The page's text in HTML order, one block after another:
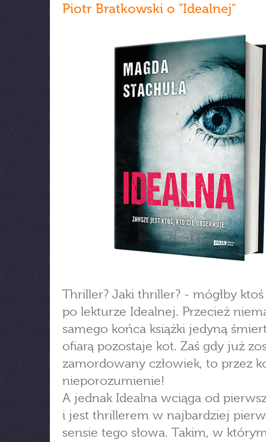
Piotr Bratkowski o "Idealnej"
Thriller? Jaki thriller? - mógłby
po lekturze Idealnej. Przecież
samego końca książki jedyną
ofiarą pozostaje kot. Zaś gdy już
zamordowany człowiek, to przez
nieporozumienie!
A jednak Idealna wciąga od
i jest thrillerem w najbardziej
sensie tego słowa. Takim, w